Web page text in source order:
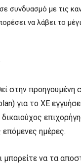
συνδυασμό με τις
να λάβει το
στην προηγουμένη
για το ΧΕ
ημέρες.
να τα